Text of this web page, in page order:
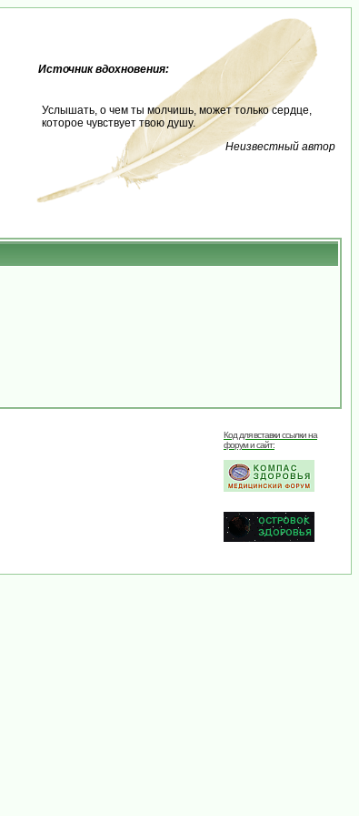
Источник вдохновения:
Услышать, о чем ты молчишь, может только сердце,
которое чувствует твою душу.
Неизвестный автор
Код для вставки ссылки на
форум и сайт: